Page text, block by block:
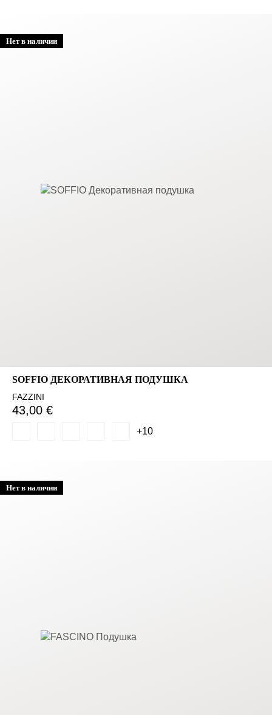
Нет в наличии
SOFFIO ДЕКОРАТИВНАЯ ПОДУШКА
FAZZINI
43,00 €
+10
Нет в наличии